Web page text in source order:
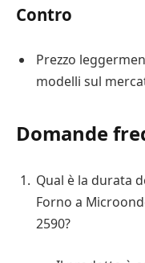
Contro
Prezzo
modelli sul
Domande
Qual è la durata
Forno a
2590?